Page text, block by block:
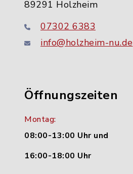
89291 Holzheim
07302 6383
info@holzheim-nu.de
Öffnungszeiten
Montag:
08:00-13:00 Uhr und
16:00-18:00 Uhr